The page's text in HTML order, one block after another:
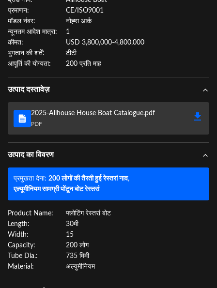
प्रमाणन:
CE/ISO9001
मॉडल नंबर:
नोह्स आर्क
न्यूनतम आदेश मात्रा:
1
कीमत:
USD 3,800,000-4,800,000
भुगतान की शर्तें:
टीटी
आपूर्ति की योग्यता:
200 प्रति माह
उत्पाद दस्तावेज़
2025-Allhouse House Boat Catalogue.pdf
PDF
उत्पाद का विवरण
प्रमुखता देना: 200 लोगों की तैरती हुई रेस्तरां नाव,
एल्यूमीनियम सामग्री पोंटून बोट रेस्तरां
Product Name:
फ्लोटिंग रेस्तरां बोट
Length:
30मी
Width:
15
Capacity:
200 लोग
Tube Dia.:
735 मिमी
Material:
अल्युमीनियम